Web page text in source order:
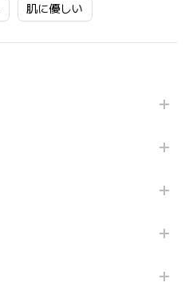
肌に優しい